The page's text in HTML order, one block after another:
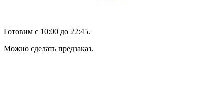
Готовим с 10:00 до 22:45.
Можно сделать предзаказ.